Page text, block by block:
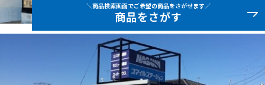
＼商品検索画面でご希望の商品をさがせます／
商品をさがす